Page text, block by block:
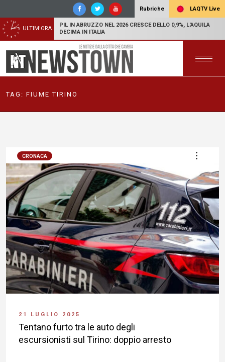
Rubriche LAQTV Live
ULTIM'ORA
PIL IN ABRUZZO NEL 2026 CRESCE DELLO 0,9%, L'AQUILA
DECIMA IN ITALIA
TAG: FIUME TIRINO
CRONACA
21 LUGLIO 2025
Tentano furto tra le auto degli
escursionisti sul Tirino: doppio arresto